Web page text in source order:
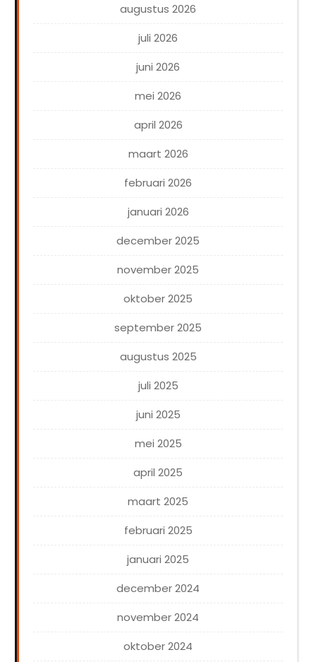
augustus 2026
juli 2026
juni 2026
mei 2026
april 2026
maart 2026
februari 2026
januari 2026
december 2025
november 2025
oktober 2025
september 2025
augustus 2025
juli 2025
juni 2025
mei 2025
april 2025
maart 2025
februari 2025
januari 2025
december 2024
november 2024
oktober 2024